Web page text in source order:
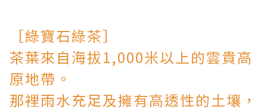
［綠寶石綠茶］
茶葉來自海拔1,000米以上的雲貴高
原地帶。
那裡雨水充足及擁有高透性的土壤，